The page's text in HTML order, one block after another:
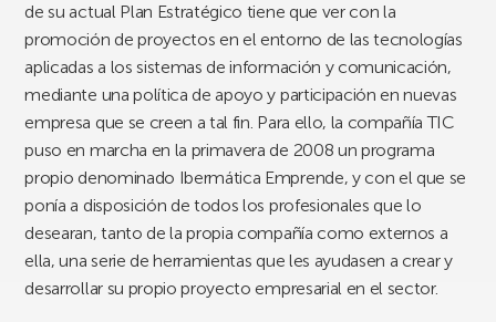
de su actual Plan Estratégico tiene que ver con la
promoción de proyectos en el entorno de las tecnologías
aplicadas a los sistemas de información y comunicación,
mediante una política de apoyo y participación en nuevas
empresa que se creen a tal fin. Para ello, la compañía TIC
puso en marcha en la primavera de 2008 un programa
propio denominado Ibermática Emprende, y con el que se
ponía a disposición de todos los profesionales que lo
desearan, tanto de la propia compañía como externos a
ella, una serie de herramientas que les ayudasen a crear y
desarrollar su propio proyecto empresarial en el sector.